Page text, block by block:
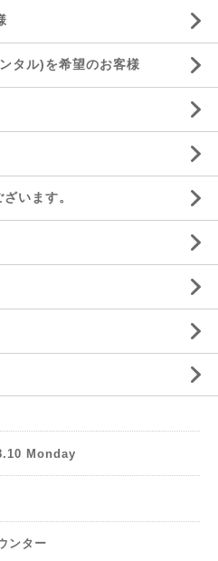
タル)を希望のお客様
います。
Monday
ンター